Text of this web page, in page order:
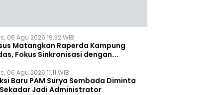
06 Agu 2026 19:32 WIB
Matangkan Raperda Kampung
Fokus Sinkronisasi dengan
06 Agu 2026 11:11 WIB
Baru PAM Surya Sembada Diminta
Jadi Administrator